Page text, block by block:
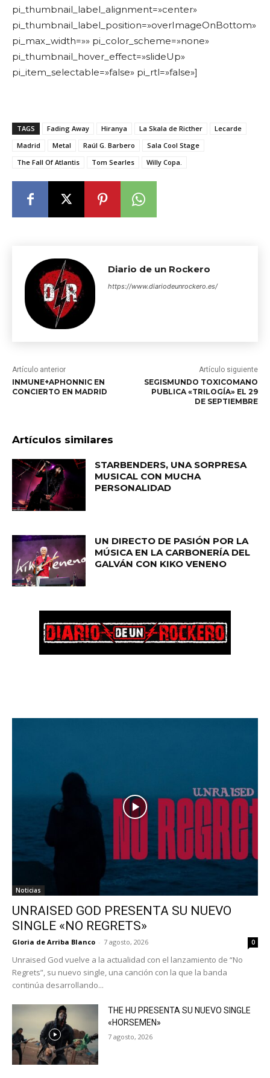
pi_thumbnail_label_alignment=»center»
pi_thumbnail_label_position=»overImageOnBottom»
pi_max_width=»» pi_color_scheme=»none»
pi_thumbnail_hover_effect=»slideUp»
pi_item_selectable=»false» pi_rtl=»false»]
TAGS Fading Away Hiranya La Skala de Ricther
Lecarde
Madrid
Metal Raúl G. Barbero
Sala Cool Stage
The Fall Of Atlantis
Tom Searles Willy Copa.
Diario de un Rockero
https://www.diariodeunrockero.es/
Artículo anterior
INMUNE+APHONNIC EN
CONCIERTO EN MADRID
Artículo siguiente
SEGISMUNDO TOXICOMANO
PUBLICA «TRILOGÍA» EL 29
DE SEPTIEMBRE
Artículos similares
STARBENDERS, UNA SORPRESA
MUSICAL CON MUCHA
PERSONALIDAD
UN DIRECTO DE PASIÓN POR LA
MÚSICA EN LA CARBONERÍA DEL
GALVÁN CON KIKO VENENO
Noticias
UNRAISED GOD PRESENTA SU NUEVO
SINGLE «NO REGRETS»
Gloria de Arriba Blanco - 7 agosto, 2026 0
Unraised God vuelve a la actualidad con el lanzamiento de “No
Regrets”, su nuevo single, una canción con la que la banda
continúa desarrollando...
THE HU PRESENTA SU NUEVO SINGLE
«HORSEMEN»
7 agosto, 2026